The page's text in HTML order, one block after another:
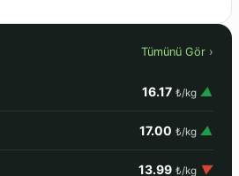
Tümünü Gör ›
16.17 ₺/kg ▲
17.00 ₺/kg ▲
13.99 ₺/kg ▼